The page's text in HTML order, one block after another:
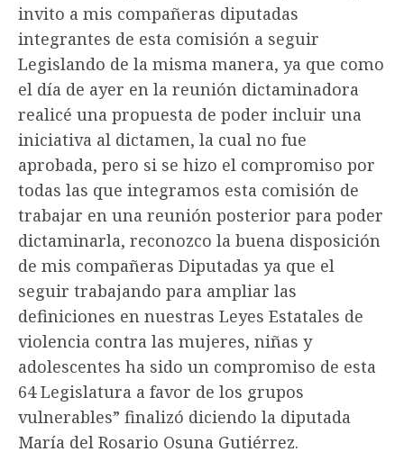
invito a mis compañeras diputadas
integrantes de esta comisión a seguir
Legislando de la misma manera, ya que como
el día de ayer en la reunión dictaminadora
realicé una propuesta de poder incluir una
iniciativa al dictamen, la cual no fue
aprobada, pero si se hizo el compromiso por
todas las que integramos esta comisión de
trabajar en una reunión posterior para poder
dictaminarla, reconozco la buena disposición
de mis compañeras Diputadas ya que el
seguir trabajando para ampliar las
definiciones en nuestras Leyes Estatales de
violencia contra las mujeres, niñas y
adolescentes ha sido un compromiso de esta
64 Legislatura a favor de los grupos
vulnerables” finalizó diciendo la diputada
María del Rosario Osuna Gutiérrez.